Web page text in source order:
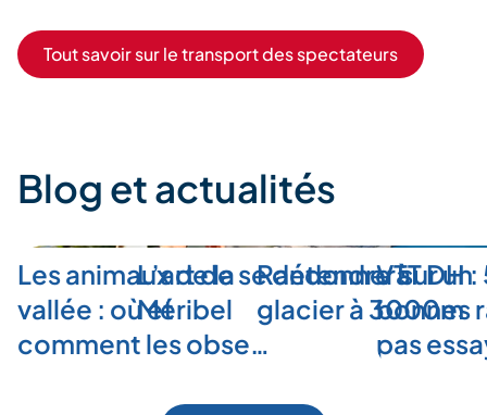
Tout savoir sur le transport des spectateurs
Blog et actualités
Les animaux de la
vallée : où et
comment les obse…
L’art de se détendre à
Méribel
Randonner sur un
glacier à 3000m
VTT DH
bonnes
pas